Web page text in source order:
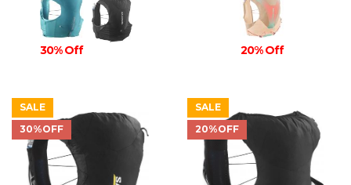
30% Off 20% Off
SALE
30%OFF
SALE
20%OFF